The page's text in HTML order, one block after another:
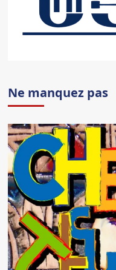
Ne manquez pas